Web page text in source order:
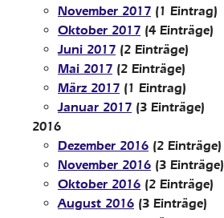
November 2017 (1 Eintrag)
Oktober 2017 (4 Einträge)
Juni 2017 (2 Einträge)
Mai 2017 (2 Einträge)
März 2017 (1 Eintrag)
Januar 2017 (3 Einträge)
2016
Dezember 2016 (2 Einträge)
November 2016 (3 Einträge)
Oktober 2016 (2 Einträge)
August 2016 (3 Einträge)